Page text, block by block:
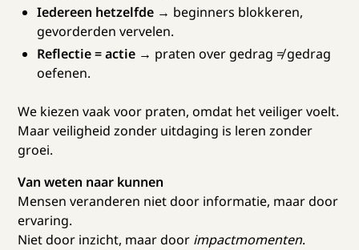
Iedereen hetzelfde → beginners blokkeren,
gevorderden vervelen.
Reflectie = actie → praten over gedrag ≠ gedrag
oefenen.
We kiezen vaak voor praten, omdat het veiliger voelt.
Maar veiligheid zonder uitdaging is leren zonder
groei.
Van weten naar kunnen
Mensen veranderen niet door informatie, maar door
ervaring.
Niet door inzicht, maar door impactmomenten.